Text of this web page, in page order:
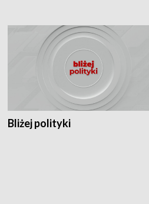
Bliżej polityki